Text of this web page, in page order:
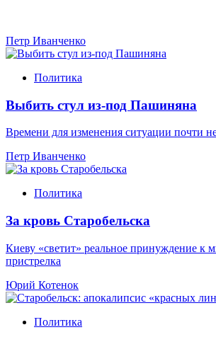
Петр Иванченко
Политика
Выбить стул из-под Пашиняна
Времени для изменения ситуации почти не
Петр Иванченко
Политика
За кровь Старобельска
Киеву «светит» реальное принуждение к
пристрелка
Юрий Котенок
Политика